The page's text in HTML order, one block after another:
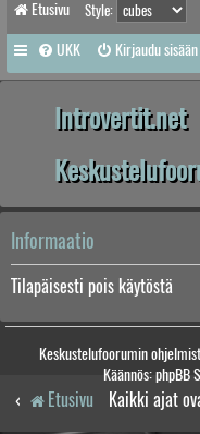
Etusivu Style:
UKK Kirjaudu sisään
Introvertit.net
Informaatio
Tilapäisesti pois käytöstä
Keskustelufoorumin
Käännös:
Etusivu Kaikki ajat